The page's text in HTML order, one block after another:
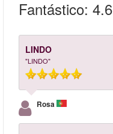
Fantástico: 4.6
LINDO
"LINDO"
Rosa